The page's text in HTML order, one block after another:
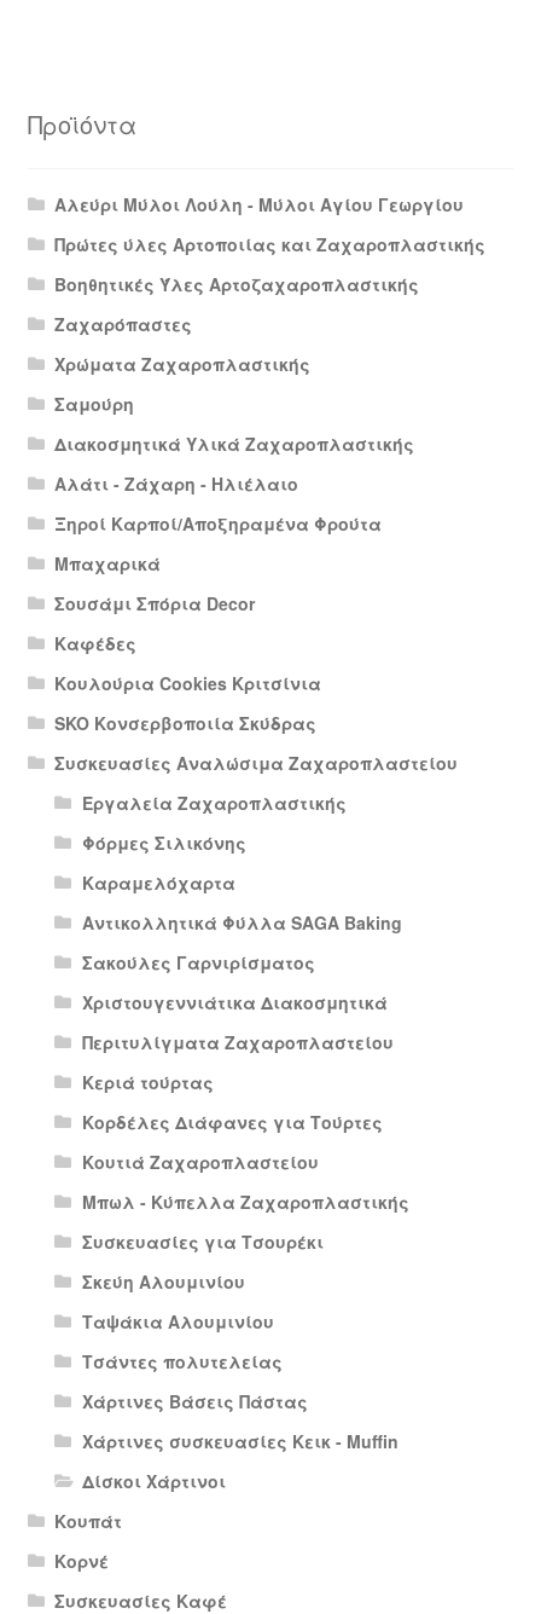
Προϊόντα
Αλεύρι Μύλοι Λούλη - Μύλοι Αγίου Γεωργίου
Πρώτες ύλες Αρτοποιίας και Ζαχαροπλαστικής
Βοηθητικές Ύλες Αρτοζαχαροπλαστικής
Ζαχαρόπαστες
Χρώματα Ζαχαροπλαστικής
Σαμούρη
Διακοσμητικά Υλικά Ζαχαροπλαστικής
Αλάτι - Ζάχαρη - Ηλιέλαιο
Ξηροί Καρποί/Αποξηραμένα Φρούτα
Μπαχαρικά
Σουσάμι Σπόρια Decor
Καφέδες
Κουλούρια Cookies Κριτσίνια
SKO Κονσερβοποιία Σκύδρας
Συσκευασίες Αναλώσιμα Ζαχαροπλαστείου
Εργαλεία Ζαχαροπλαστικής
Φόρμες Σιλικόνης
Καραμελόχαρτα
Αντικολλητικά Φύλλα SAGA Baking
Σακούλες Γαρνιρίσματος
Χριστουγεννιάτικα Διακοσμητικά
Περιτυλίγματα Ζαχαροπλαστείου
Κεριά τούρτας
Κορδέλες Διάφανες για Τούρτες
Κουτιά Ζαχαροπλαστείου
Μπωλ - Κύπελλα Ζαχαροπλαστικής
Συσκευασίες για Τσουρέκι
Σκεύη Αλουμινίου
Ταψάκια Αλουμινίου
Τσάντες πολυτελείας
Χάρτινες Βάσεις Πάστας
Χάρτινες συσκευασίες Κεικ - Muffin
Δίσκοι Χάρτινοι
Κουπάτ
Κορνέ
Συσκευασίες Καφέ